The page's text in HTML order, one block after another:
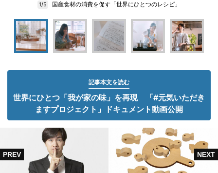
1/5 国産食材の消費を促す「世界にひとつのレシピ」
記事本文を読む
世界にひとつ「我が家の味」を再現 「#元気いただき
ますプロジェクト」ドキュメント動画公開